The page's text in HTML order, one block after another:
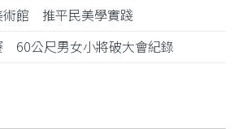
術館 推平民美學實踐
60公尺男女小將破大會紀錄